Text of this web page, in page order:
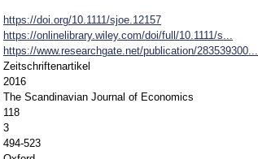
https://doi.org/10.1111/sjoe.12157
https://onlinelibrary.wiley.com/doi/full/10.1111/s...
https://www.researchgate.net/publication/283539300...
Zeitschriftenartikel
2016
The Scandinavian Journal of Economics
118
3
494-523